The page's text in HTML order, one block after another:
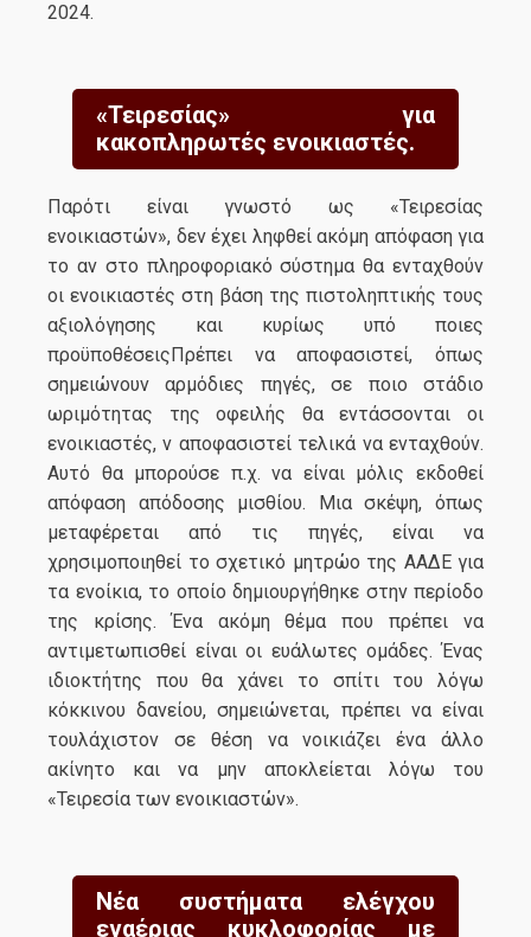
2024.
«Τειρεσίας» για
κακοπληρωτές ενοικιαστές.
Παρότι είναι γνωστό ως «Τειρεσίας
ενοικιαστών», δεν έχει ληφθεί ακόμη απόφαση για
το αν στο πληροφοριακό σύστημα θα ενταχθούν
οι ενοικιαστές στη βάση της πιστοληπτικής τους
αξιολόγησης και κυρίως υπό ποιες
προϋποθέσειςΠρέπει να αποφασιστεί, όπως
σημειώνουν αρμόδιες πηγές, σε ποιο στάδιο
ωριμότητας της οφειλής θα εντάσσονται οι
ενοικιαστές, ν αποφασιστεί τελικά να ενταχθούν.
Αυτό θα μπορούσε π.χ. να είναι μόλις εκδοθεί
απόφαση απόδοσης μισθίου. Μια σκέψη, όπως
μεταφέρεται από τις πηγές, είναι να
χρησιμοποιηθεί το σχετικό μητρώο της ΑΑΔΕ για
τα ενοίκια, το οποίο δημιουργήθηκε στην περίοδο
της κρίσης. Ένα ακόμη θέμα που πρέπει να
αντιμετωπισθεί είναι οι ευάλωτες ομάδες. Ένας
ιδιοκτήτης που θα χάνει το σπίτι του λόγω
κόκκινου δανείου, σημειώνεται, πρέπει να είναι
τουλάχιστον σε θέση να νοικιάζει ένα άλλο
ακίνητο και να μην αποκλείεται λόγω του
«Τειρεσία των ενοικιαστών».
Νέα συστήματα ελέγχου
εναέριας κυκλοφορίας με